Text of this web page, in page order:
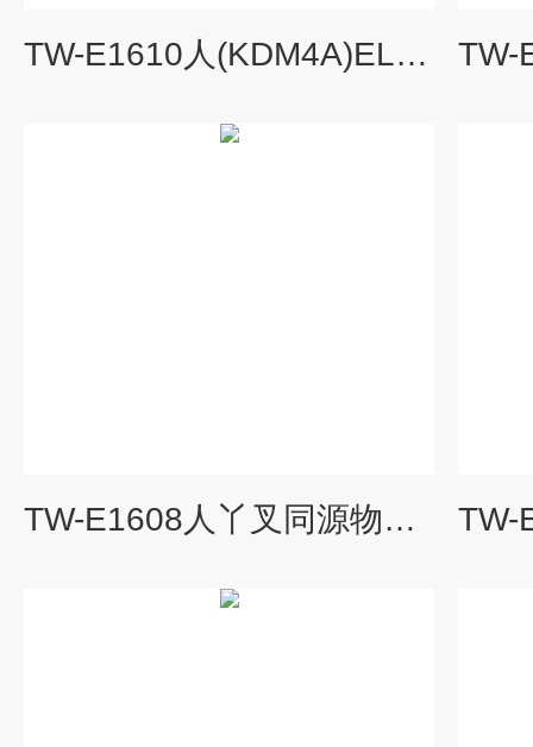
TW-E1610人(KDM4A)ELISA试剂盒用途
TW-E1608人丫叉同源物2(SSH2)ELISA试剂盒